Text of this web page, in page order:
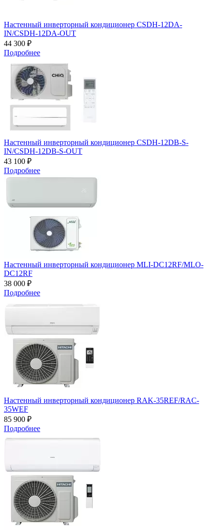
Настенный инверторный кондиционер CSDH-12DA-
IN/CSDH-12DA-OUT
44 300 ₽
Подробнее
Настенный инверторный кондиционер CSDH-12DB-S-
IN/CSDH-12DB-S-OUT
43 100 ₽
Подробнее
Настенный инверторный кондиционер MLI-DC12RF/MLO-
DC12RF
38 000 ₽
Подробнее
Настенный инверторный кондиционер RAK-35REF/RAC-
35WEF
85 900 ₽
Подробнее